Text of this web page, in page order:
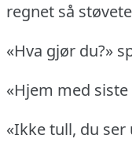
regnet så
«Hva gjør du?»
«Hjem med
«Ikke tull, du ser